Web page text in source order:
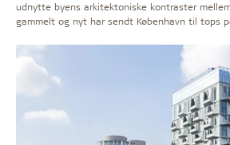
udnytte byens arkitektoniske kontraster
gammelt og nyt har sendt København til tops